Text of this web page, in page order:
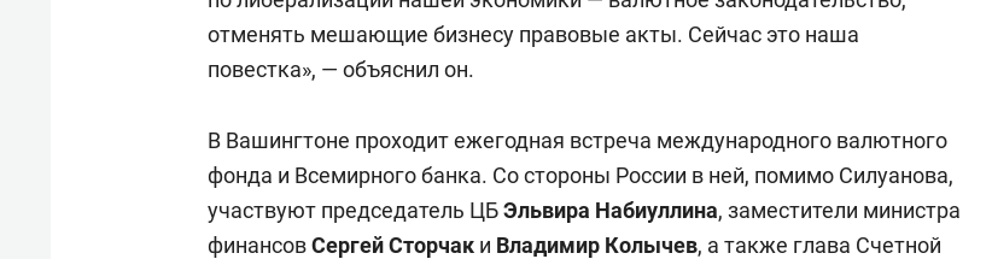
отменять мешающие бизнесу правовые акты. Сейчас это наша
повестка», — объяснил он.
В Вашингтоне проходит ежегодная встреча международного валютного
фонда и Всемирного банка. Со стороны России в ней, помимо Силуанова,
участвуют председатель ЦБЭльвира Набиуллина, заместители министра
финансовСергей Сторчак и Владимир Колычев, а также глава Счетной